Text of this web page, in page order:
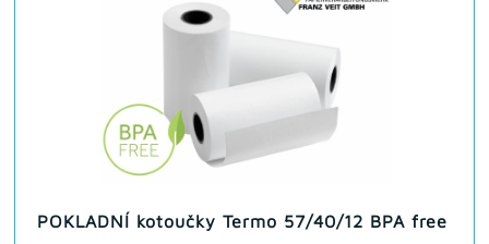
POKLADNÍ kotoučky Termo 57/40/12 BPA free